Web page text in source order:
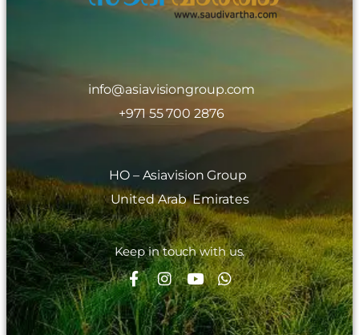
info@asiavisiongroup.com
+971 55 700 2876
HO – Asiavision Group
United Arab Emirates
Keep in touch with us.